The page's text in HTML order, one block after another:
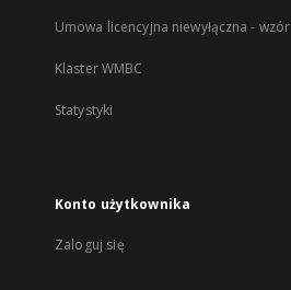
Umowa licencyjna niewyłączna - wzór
Klaster WMBC
Statystyki
Konto użytkownika
Zaloguj się